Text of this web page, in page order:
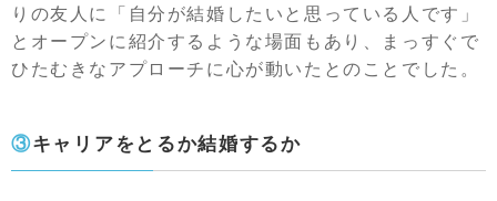
りの友人に「自分が結婚したいと思っている人です」
とオープンに紹介するような場面もあり、まっすぐで
ひたむきなアプローチに心が動いたとのことでした。
③キャリアをとるか結婚するか